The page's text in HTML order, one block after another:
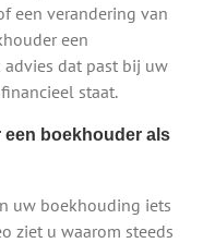
een verandering van
een
dat past bij uw
staat.
een boekhouder als
uw boekhouding iets
ziet u waarom steeds